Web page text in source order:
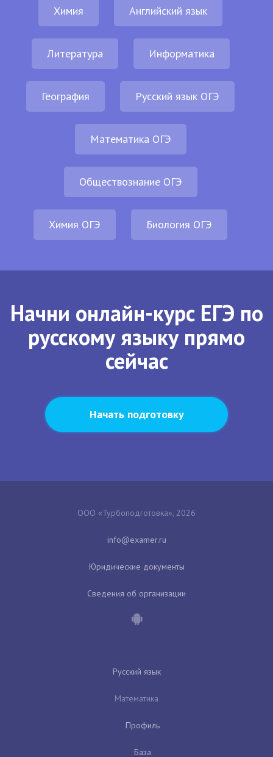
Химия Английский язык
Литература Информатика
География Русский язык ОГЭ
Математика ОГЭ
Обществознание ОГЭ
Химия ОГЭ Биология ОГЭ
Начни онлайн-курс ЕГЭ по
русскому языку прямо
сейчас
Начать подготовку
ООО «Турбоподготовка», 2026
Юридические документы
Сведения об организации
Русский язык
Математика
Профиль
База